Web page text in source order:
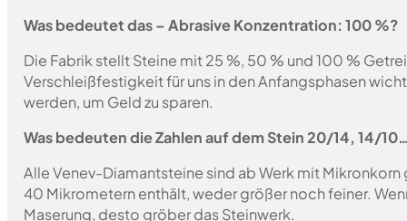
Was bedeutet das – Abrasive Konzentration: 100 %?
Die Fabrik stellt Steine mit 25 %, 50 % und 100 %
Verschleißfestigkeit für uns in den Anfangsphasen
werden, um Geld zu sparen.
Was bedeuten die Zahlen auf dem Stein 20/14, 14/
Alle Venev-Diamantsteine sind ab Werk mit
40 Mikrometern enthält, weder größer noch feiner.
Maserung, desto gröber das Steinwerk.